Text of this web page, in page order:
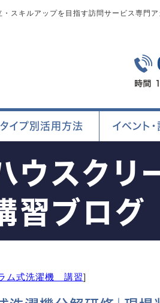
スキルアップを目指す訪問サービス専門
タイプ別活用方法 イベント
ウスクリ
習ブログ
ム式洗濯機 講習]